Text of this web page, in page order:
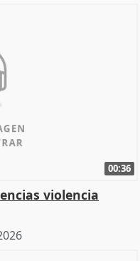
00:36
violencia